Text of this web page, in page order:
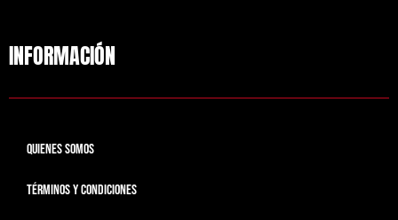
INFORMACIÓN
QUIENES SOMOS
TÉRMINOS Y CONDICIONES